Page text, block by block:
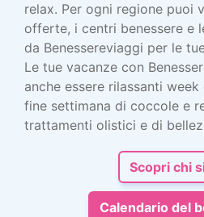
relax. Per ogni regione puoi
offerte, i centri benessere e
da Benessereviaggi per le
Le tue vacanze con
anche essere rilassanti
fine settimana di coccole e
trattamenti olistici e di
Scopri chi
Calendario del